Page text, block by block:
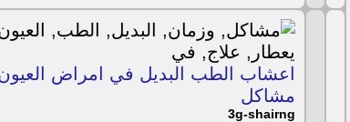
اعشاب الطب البديل في امراض
مشاكل
3g-shairng